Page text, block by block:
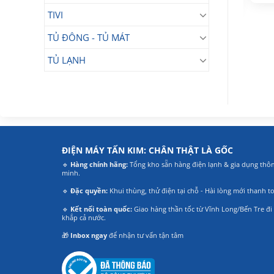
TIVI
TỦ ĐÔNG - TỦ MÁT
TỦ LẠNH
8.490.000₫.
tại
ĐIỆN MÁY TẤN KIM: CHÂN THẬT LÀ GỐC
🔹 Hàng chính hãng:Tổng kho sẵn hàng điện lạnh & gia dụng
minh.
🔹 Đặc quyền:Khui thùng, thử điện tại chỗ - Hài lòng mới thanh
🔹 Kết nối toàn quốc:Giao hàng thần tốc từ Vĩnh Long/Bến Tre đi
khắp cả nước.
🎁 Inbox ngayđể nhận tư vấn tận tâm